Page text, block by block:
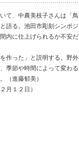
て、中農美枝子さんは「鳥
語る。池田市彫刻シンポジ
内に仕上げられるか不安だ
作った」と説明する。野外
季節や時間によって変わる
（進藤郁美）
月１２日）